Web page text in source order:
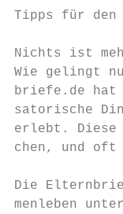
Tipps für
Nichts ist
Wie gelingt
briefe.de hat
satorische
erlebt. Diese
chen, und
Die
menleben